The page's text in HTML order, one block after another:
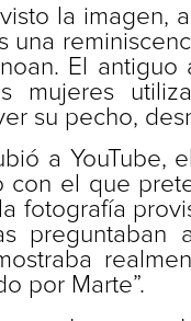
la imagen,
una
El
mujeres
su pecho,
a YouTube,
con el que
fotografía
preguntaban
por Marte”.